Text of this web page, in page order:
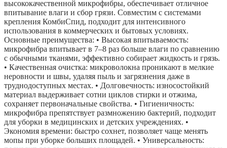
высококачественной микрофибры, обеспечивает отличное
впитывание влаги и сбор грязи. Совместим с системами
крепления КомбиСпид, подходит для интенсивного
использования в коммерческих и бытовых условиях.
Основные преимущества: • Высокая впитываемость:
микрофибра впитывает в 7–8 раз больше влаги по сравнению
с обычными тканями, эффективно собирает жидкость и грязь.
• Качественная очистка: микроволокна проникают в мелкие
неровности и швы, удаляя пыль и загрязнения даже в
труднодоступных местах. • Долговечность: износостойкий
материал выдерживает сотни циклов стирки и отжима,
сохраняет первоначальные свойства. • Гигиеничность:
микрофибра препятствует размножению бактерий, подходит
для уборки в медицинских и детских учреждениях. •
Экономия времени: быстро сохнет, позволяет чаще менять
мопы при уборке больших площадей. • Универсальность: